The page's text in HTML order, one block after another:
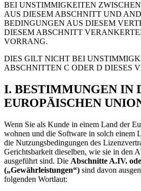
BEI UNSTIMMIGKEITEN
AUS DIESEM ABSCHNITT UND
BEDINGUNGEN AUS DIESEM
DIESEM ABSCHNITT
VORRANG.
DIES GILT NICHT BEI
ABSCHNITTEN C ODER D DIESES
I. BESTIMMUNGEN IN
EUROPÄISCHEN
Wenn Sie als Kunde in einem Land der
wohnen und die Software in solch einem
die Nutzungsbedingungen des
Gerichtsbarkeit dieselben, wie sie in den
ausgeführt sind. Die Abschnitte A.IV.
(„Gewährleistungen“) sind davon
folgenden Wortlaut: